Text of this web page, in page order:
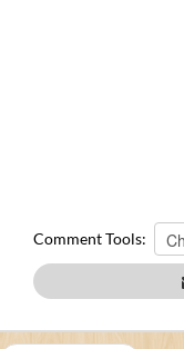
Comment Tools: